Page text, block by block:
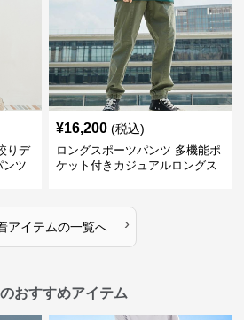
りデ
ンツ
¥16,200 (税込)
ロングスポーツパンツ 多機能ポ
ケット付きカジュアルロングス
アイテムの一覧へ ›
おすすめアイテム